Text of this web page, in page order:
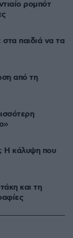
ρομπότ
παιδιά να τα
από τη
Η κάλυψη που
και τη